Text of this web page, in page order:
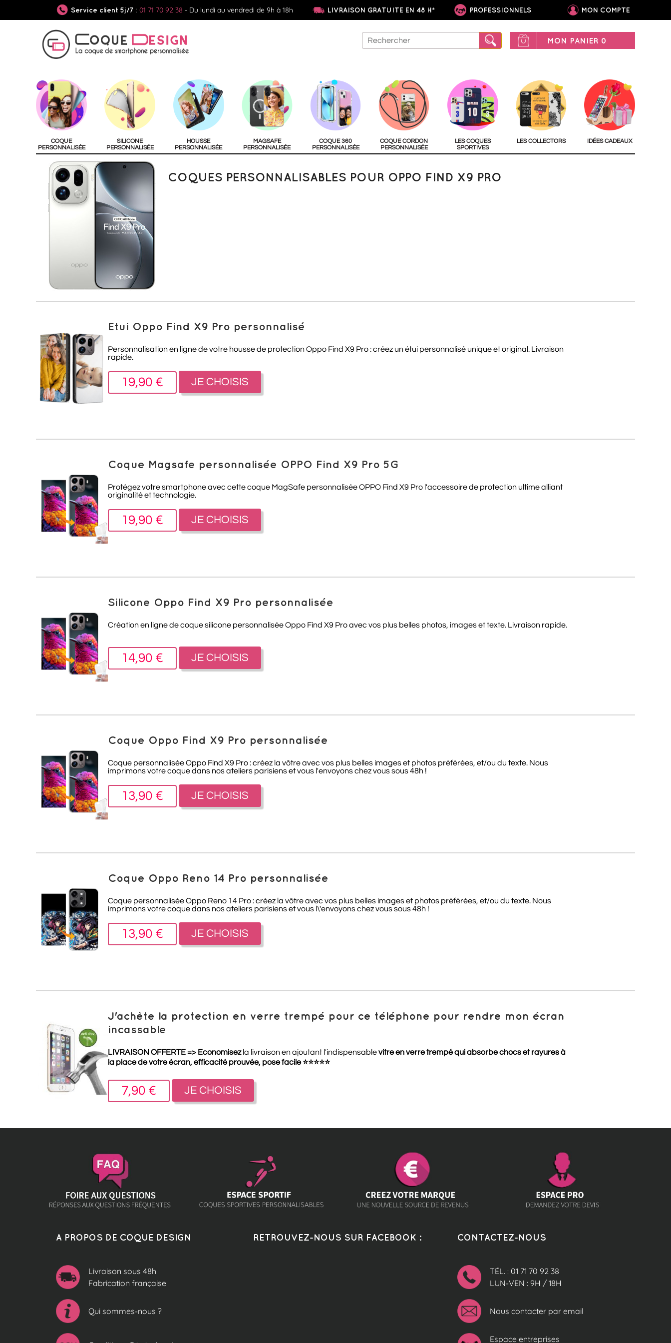
Service client 5j/7 : 01 71 70 92 38 - Du lundi au vendredi de 9h à 18h LIVRAISON GRATUITE EN 48 H* PROFESSIONNELS MON COMPTE
MON PANIER 0
COQUE
PERSONNALISÉE
SILICONE
PERSONNALISÉE
HOUSSE
PERSONNALISÉE
MAGSAFE
PERSONNALISÉE
COQUE 360
PERSONNALISÉE
COQUE CORDON
PERSONNALISÉE
LES COQUES
SPORTIVES
LES COLLECTORS IDÉES CADEAUX
COQUES PERSONNALISABLES POUR OPPO FIND X9 PRO
Etui Oppo Find X9 Pro personnalisé
Personnalisation en ligne de votre housse de protection Oppo Find X9 Pro : créez un étui personnalisé unique et original. Livraison
rapide.
19,90 € JE CHOISIS
Coque Magsafe personnalisée OPPO Find X9 Pro 5G
Protégez votre smartphone avec cette coque MagSafe personnaliséeOPPO Find X9 Pro l'accessoire de protection ultime alliant
originalité et technologie.
19,90 € JE CHOISIS
Silicone Oppo Find X9 Pro personnalisée
Création en ligne de coque silicone personnalisée Oppo Find X9 Pro avec vos plus belles photos, images et texte. Livraison rapide.
14,90 € JE CHOISIS
Coque Oppo Find X9 Pro personnalisée
Coque personnalisée Oppo Find X9 Pro : créez la vôtre avec vos plus belles images et photos préférées, et/ou du texte. Nous
imprimons votre coque dans nos ateliers parisiens et vous l'envoyons chez vous sous 48h !
13,90 € JE CHOISIS
Coque Oppo Reno 14 Pro personnalisée
Coque personnalisée Oppo Reno 14 Pro : créez la vôtre avec vos plus belles images et photos préférées, et/ou du texte. Nous
imprimons votre coque dans nos ateliers parisiens et vous l\'envoyons chez vous sous 48h !
13,90 € JE CHOISIS
J'achète la protection en verre trempé pour ce téléphone pour rendre mon écran
incassable
LIVRAISON OFFERTE => Economisezla livraison en ajoutant l'indispensablevitre en verre trempé qui absorbe chocs et rayures à
la place de votre écran, efficacité prouvée, pose facile⭐⭐⭐⭐⭐
7,90 € JE CHOISIS
A PROPOS DE COQUE DESIGN
Livraison sous 48h
Fabrication française
Qui sommes-nous ?
RETROUVEZ-NOUS SUR FACEBOOK : CONTACTEZ-NOUS
TÉL. : 01 71 70 92 38
LUN-VEN : 9H / 18H
Nous contacter par email
Espace entreprises